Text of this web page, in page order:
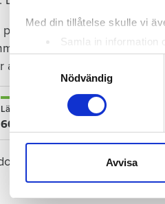
Med din tillåtelse skulle vi
Samla in information
Identifiera din enhet
Ta reda på mer om hur
eller dra tillbaka ditt
sociala medier och
till de sociala medier och
Samtyckesval
Nödvändig
Avvisa
natten vaknar mamman
torkar förtvivlat upp
aldrig till sin hyresvärd
Läs också
600 kronor dyrare att bo efter
grannen nedanför – när